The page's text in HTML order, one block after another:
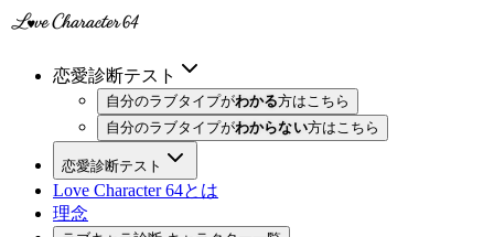
恋愛診断テスト
自分のラブタイプがわかる方はこちら
自分のラブタイプがわからない方はこちら
恋愛診断テスト
Love Character 64とは
理念